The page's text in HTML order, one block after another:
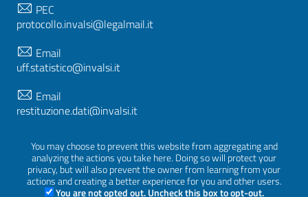
You may choose to prevent this website from aggregating and
analyzing the actions you take here. Doing so will protect your
privacy, but will also prevent the owner from learning from your
actions and creating a better experience for you and other users.
You are not opted out. Uncheck this box to opt-out.
PEC
protocollo.invalsi@legalmail.it
Email
uff.statistico@invalsi.it
Email
restituzione.dati@invalsi.it
SEGUICI SU